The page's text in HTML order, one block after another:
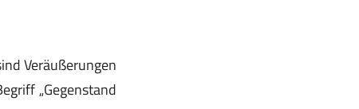
Veräußerungen
„Gegenstand